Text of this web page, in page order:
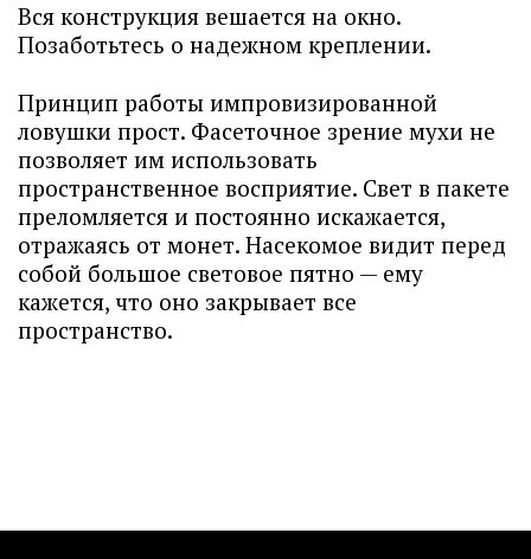
Вся конструкция вешается на окно.
Позаботьтесь о надежном креплении.
Принцип работы импровизированной
ловушки прост. Фасеточное зрение мухи не
позволяет им использовать
пространственное восприятие. Свет в пакете
преломляется и постоянно искажается,
отражаясь от монет. Насекомое видит перед
собой большое световое пятно — ему
кажется, что оно закрывает все
пространство.